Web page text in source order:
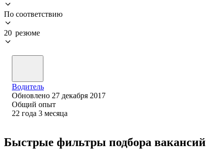
По соответствию
20 резюме
Водитель
Обновлено 27 декабря 2017
Общий опыт
22 года 3 месяца
Быстрые фильтры подбора вакансий